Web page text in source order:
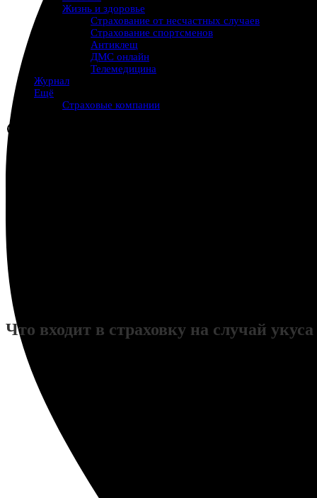
Жизнь и здоровье
Страхование от несчастных случаев
Страхование спортсменов
Антиклещ
ДМС онлайн
Телемедицина
Журнал
Ещё
Страховые компании
Что входит в страховку на случай